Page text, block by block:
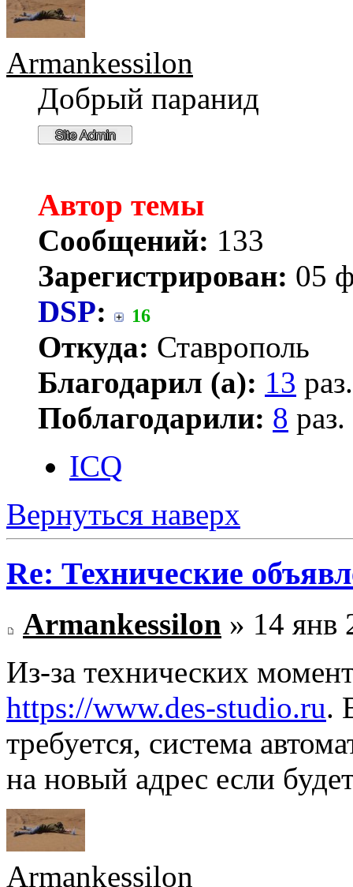
Armankessilon
Добрый паранид
Автор темы
Сообщений: 133
Зарегистрирован: 05
DSP: 16
Откуда: Ставрополь
Благодарил (а): 13 раз.
Поблагодарили: 8 раз.
ICQ
Вернуться наверх
Re: Технические
Armankessilon » 14 янв
Из-за технических
https://www.des-studio.ru.
требуется, система
на новый адрес если
Armankessilon